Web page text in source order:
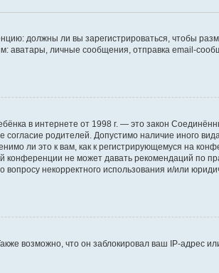
должны ли вы зарегистрироваться, чтобы
личные сообщения, отправка email-
в интернете от 1998 г. — это закон
родителей. Допустимо наличие иного
ли это к вам, как к регистрирующемуся на
не может давать рекомендаций по
некорректного использования и/или
возможно, что он заблокировал ваш IP-адрес